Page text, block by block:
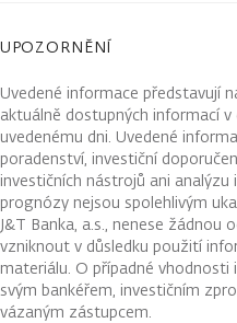
UPOZORNĚNÍ
Uvedené informace představují
aktuálně dostupných informací
uvedenému dni. Uvedené
poradenství, investiční
investičních nástrojů ani
prognózy nejsou spolehlivým
J&T Banka, a.s., nenese
vzniknout v důsledku použití
materiálu. O případné
svým bankéřem, investičním
vázaným zástupcem.